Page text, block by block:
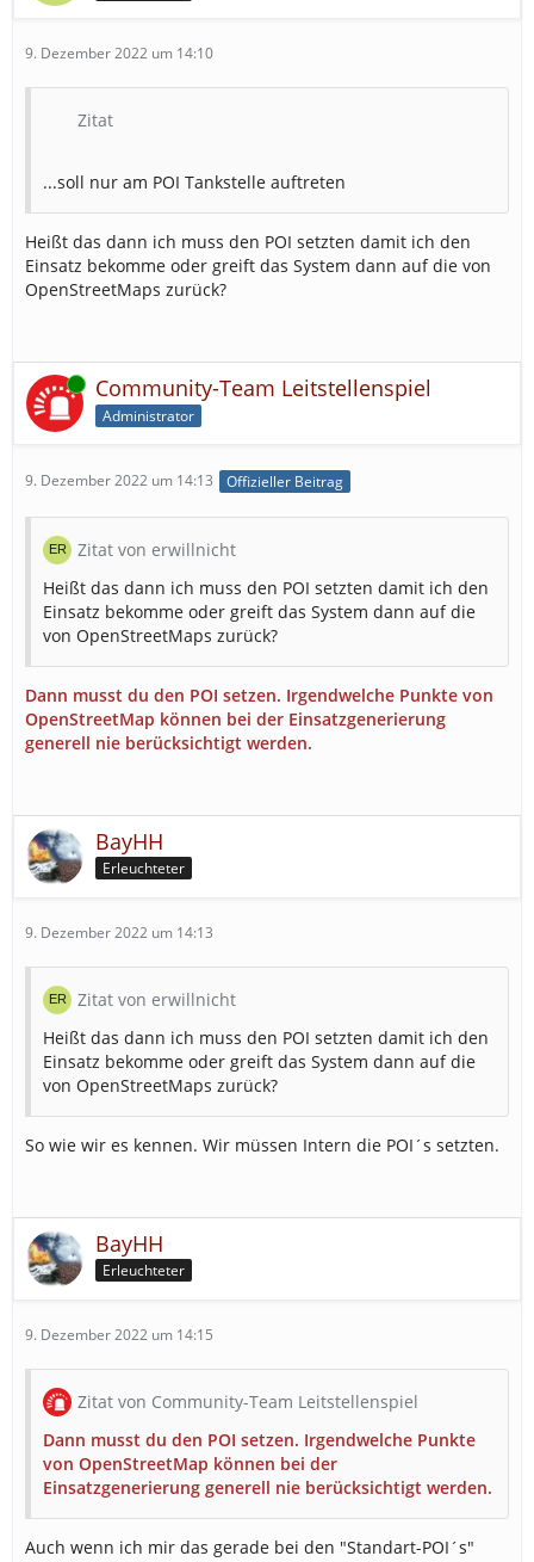
9. Dezember 2022 um 14:10
Zitat
...soll nur am POI Tankstelle auftreten
Heißt das dann ich muss den POI setzten damit ich den
Einsatz bekomme oder greift das System dann auf die von
OpenStreetMaps zurück?
Online Community-Team Leitstellenspiel
Administrator
9. Dezember 2022 um 14:13 Offizieller Beitrag
Zitat von erwillnicht
Heißt das dann ich muss den POI setzten damit ich den
Einsatz bekomme oder greift das System dann auf die
von OpenStreetMaps zurück?
Dann musst du den POI setzen. Irgendwelche Punkte von
OpenStreetMap können bei der Einsatzgenerierung
generell nie berücksichtigt werden.
BayHH
Erleuchteter
9. Dezember 2022 um 14:13
Zitat von erwillnicht
Heißt das dann ich muss den POI setzten damit ich den
Einsatz bekomme oder greift das System dann auf die
von OpenStreetMaps zurück?
So wie wir es kennen. Wir müssen Intern die POI´s setzten.
BayHH
Erleuchteter
9. Dezember 2022 um 14:15
Zitat von Community-Team Leitstellenspiel
Dann musst du den POI setzen. Irgendwelche Punkte
von OpenStreetMap können bei der
Einsatzgenerierung generell nie berücksichtigt werden.
Auch wenn ich mir das gerade bei den "Standart-POI´s"